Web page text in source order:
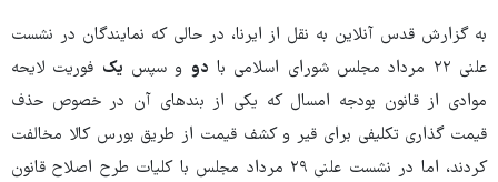
به گزارش قدس آنلاین به نقل از ایرنا، در حالی که نمایندگان در نشست
علنی ۲۲ مرداد مجلس شورای اسلامی با
دو و سپس یک فوریت لایحه
موادی از قانون بودجه امسال که یکی از بندهای آن در خصوص حذف
قیمت گذاری تکلیفی برای قیر و کشف قیمت از طریق بورس کالا مخالفت
کردند، اما در نشست علنی ۲۹ مرداد مجلس با کلیات طرح اصلاح قانون